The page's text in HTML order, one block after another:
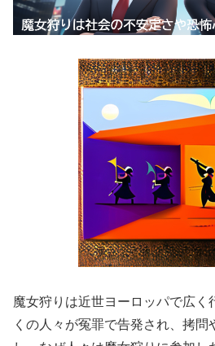
魔女狩りは近世ヨーロッパで広く
くの人々が冤罪で告発され、拷